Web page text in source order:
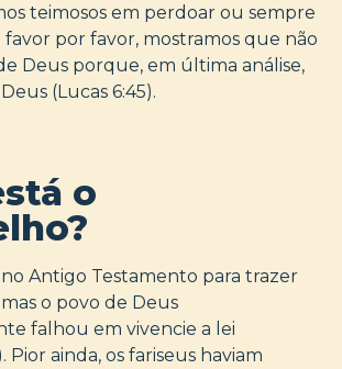
teimosos em perdoar ou sempre
por favor, mostramos que não
Deus porque, em última análise,
(Lucas 6:45).
o
Antigo Testamento para trazer
o povo de Deus
falhou em vivencie a lei
Pior ainda, os fariseus haviam